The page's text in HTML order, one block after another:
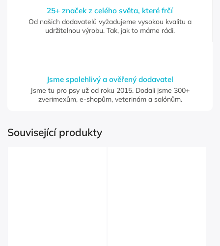
25+ značek z celého světa, které frčí
Od našich dodavatelů vyžadujeme vysokou kvalitu a
udržitelnou výrobu. Tak, jak to máme rádi.
Jsme spolehlivý a ověřený dodavatel
Jsme tu pro psy už od roku 2015. Dodali jsme 300+
zverimexům, e-shopům, veterinám a salónům.
Související produkty